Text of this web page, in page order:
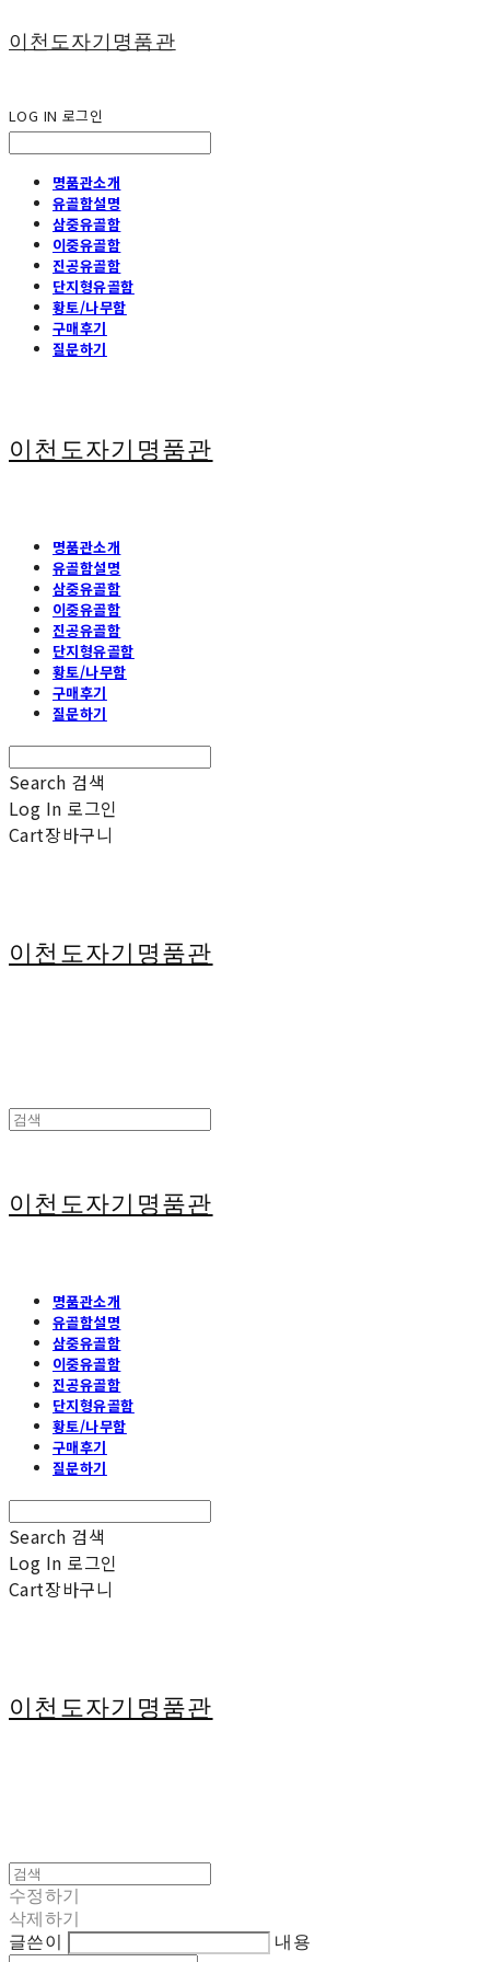
이천도자기명품관
LOG IN 로그인
명품관소개
유골함설명
삼중유골함
이중유골함
진공유골함
단지형유골함
황토/나무함
구매후기
질문하기
이천도자기명품관
명품관소개
유골함설명
삼중유골함
이중유골함
진공유골함
단지형유골함
황토/나무함
구매후기
질문하기
Search 검색
Log In 로그인
Cart장바구니
이천도자기명품관
이천도자기명품관
명품관소개
유골함설명
삼중유골함
이중유골함
진공유골함
단지형유골함
황토/나무함
구매후기
질문하기
Search 검색
Log In 로그인
Cart장바구니
이천도자기명품관
수정하기
삭제하기
글쓴이
내용